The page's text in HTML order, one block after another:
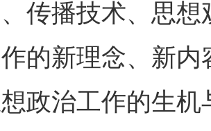
传播技术、思
的新理念、新
政治工作的生